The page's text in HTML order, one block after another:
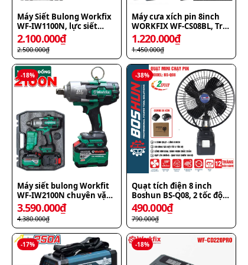
Máy Siết Bulong Workfix
WF-IW1100N, lực siết
1100N.m, mở vặn ốc xe
tải, ô tô, xe máy
2.100.000₫
2.500.000₫
Máy cưa xích pin 8inch
WORKFIX WF-CS08BL, Tra
Nhớt Tự Động
1.220.000₫
1.450.000₫
-18%
Máy siết bulong Workfit
WF-IW2100N chuyên vặn
mở ốc xe đầu kéo, xe tải,
ô tô, xe máy...
3.590.000₫
4.380.000₫
-38%
Quạt tích điện 8 inch
Boshun BS-Q08, 2 tốc độ
quay 180 độ, chân pin phổ
thông
490.000₫
790.000₫
-17% -18%